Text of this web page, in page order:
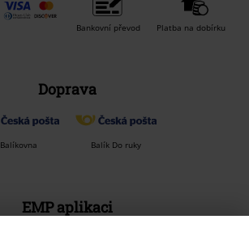
Bankovní převod Platba na dobírku
Doprava
Balíkovna Balík Do ruky
EMP aplikaci